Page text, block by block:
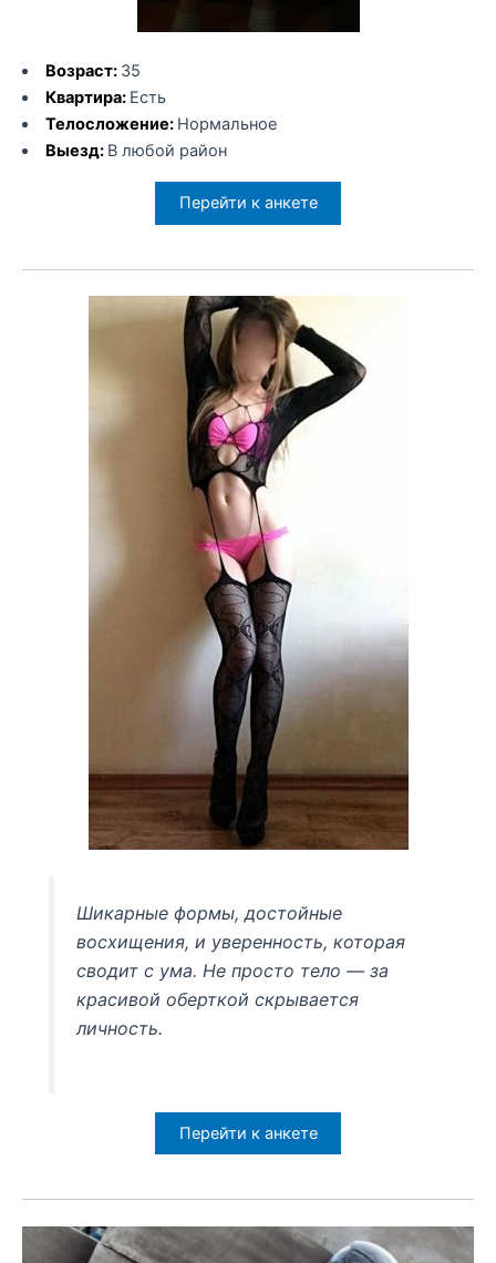
Возраст: 35
Квартира: Есть
Телосложение: Нормальное
Выезд: В любой район
Перейти к анкете
Шикарные формы, достойные
восхищения, и уверенность, которая
сводит с ума. Не просто тело — за
красивой оберткой скрывается
личность.
Перейти к анкете